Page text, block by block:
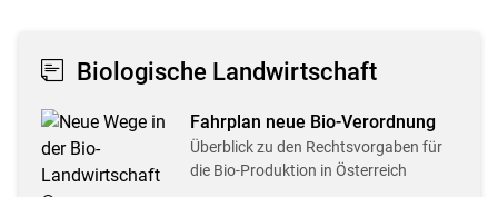
Biologische Landwirtschaft
Fahrplan neue Bio-Verordnung
Überblick zu den Rechtsvorgaben für
die Bio-Produktion in Österreich